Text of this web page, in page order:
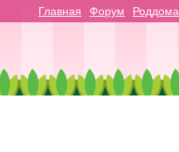
Главная Форум Роддома